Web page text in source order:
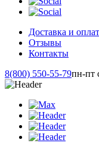
Доставка и
Отзывы
Контакты
8(800) 550-55-79пн-пт